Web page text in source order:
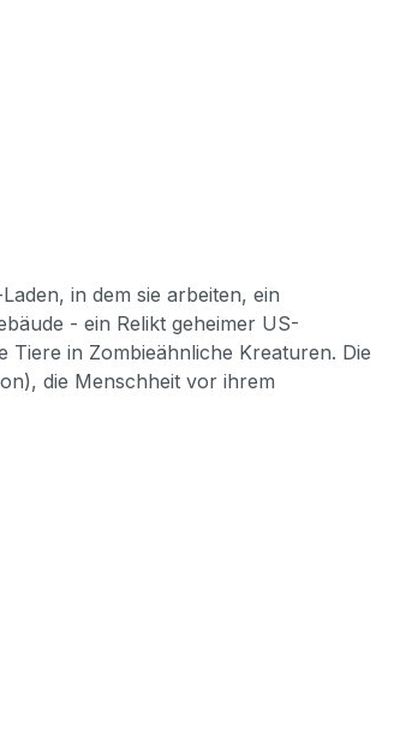
in dem sie arbeiten, ein
- ein Relikt geheimer US-
in Zombieähnliche Kreaturen. Die
die Menschheit vor ihrem